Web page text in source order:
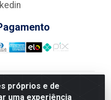
próprios e de
uma experiência
de Construção LTDA
Da Penha, Rio de